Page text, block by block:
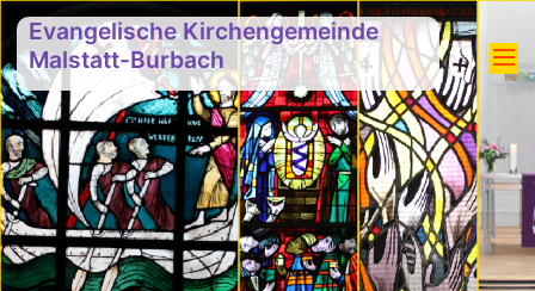
Evangelische Kirchengemeinde
Malstatt-Burbach